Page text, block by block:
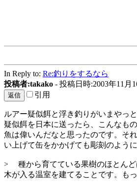
In Reply to: Re:釣りをするなら
投稿者:takako - 投稿日時:2003年11月
引用
ルアー疑似餌と浮き釣りがいまやっと
疑似餌を日本に送ったら、こんなも
魚は偉いんだなと思ったのです。そ
い上げて缶をかかげても彫刻のよう
> 種から育てている果樹のほとんど
木が入る温室を建てることです。も